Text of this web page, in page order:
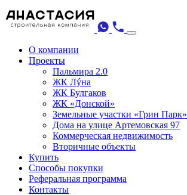
О компании
Проекты
Пальмира 2.0
ЖК Лýна
ЖК Булгаков
ЖК «Донской»
Земельные участки «Грин Парк»
Дома на улице Артемовская 97
Коммерческая недвижимость
Вторичные объекты
Купить
Способы покупки
Реферальная программа
Контакты